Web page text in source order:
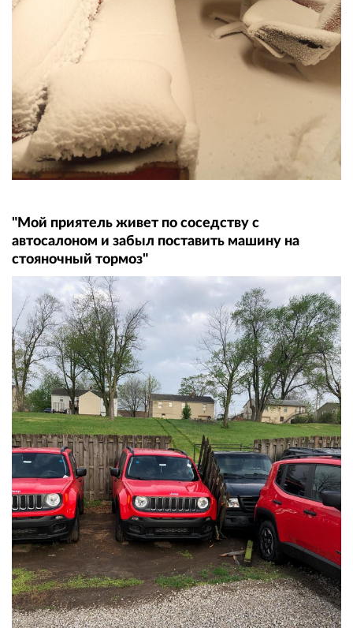
"Мой приятель живет по соседству с
автосалоном и забыл поставить машину на
стояночный тормоз"